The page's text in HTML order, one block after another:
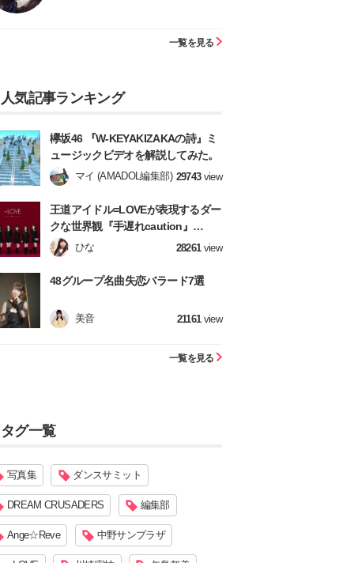
一覧を見る
人気記事ランキング
欅坂46 『W-KEYAKIZAKAの詩』ミ
ュージックビデオを解説してみた。
マイ (AMADOL編集部) 29743view
王道アイドル=LOVEが表現するダー
クな世界観『手遅れcaution』
【=LOVE】
ひな 28261view
48グループ名曲失恋バラード7選
美音 21161view
一覧を見る
タグ一覧
写真集 ダンスサミット
DREAM CRUSADERS 編集部
Ange☆Reve 中野サンプラザ